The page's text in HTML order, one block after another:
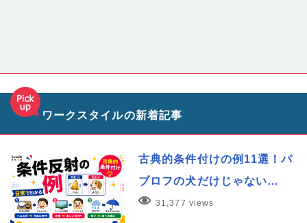
ワークスタイルの新着記事
古典的条件付けの例11選！パ
ブロフの犬だけじゃない…
31,377 views